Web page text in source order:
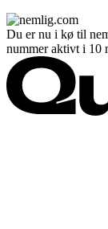
Du er nu i kø til
nummer aktivt i 10